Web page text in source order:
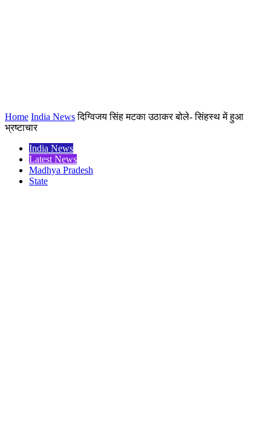
Home India News दिग्विजय सिंह मटका उठाकर बोले- सिंहस्थ में हुआ
भ्रष्टाचार
India News
Latest News
Madhya Pradesh
State